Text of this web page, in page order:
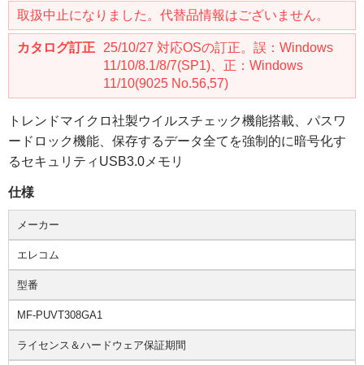
取扱中止になりました。代替品情報はございません。
カタログ訂正
25/10/27 対応OSの訂正。誤：Windows
11/10/8.1/8/7(SP1)、正：Windows
11/10(9025 No.56,57)
トレンドマイクロ社製ウイルスチェック機能搭載、パスワ
ードロック機能、保存するデータ全てを強制的に暗号化す
るセキュリティUSB3.0メモリ
仕様
メーカー
エレコム
型番
MF-PUVT308GA1
ライセンス＆ハードウェア保証期間